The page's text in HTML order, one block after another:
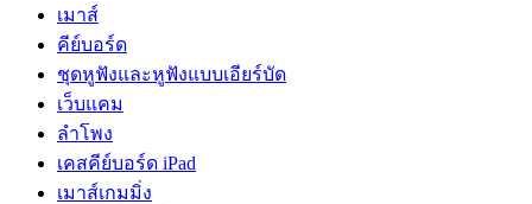
เมาส์
คีย์บอร์ด
ชุดหูฟังและหูฟังแบบเอียร์บัด
เว็บแคม
ลำโพง
เคสคีย์บอร์ด iPad
เมาส์เกมมิ่ง